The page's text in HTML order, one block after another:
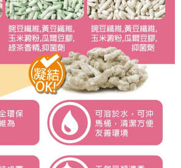
付」時，將依據個別帳號之用戶狀況，依本公司即
度；若仍有額度不足之情形，本公司將視審查結果
號或使用他人資訊註冊。若發現惡意使用之情形，
有權停止該用戶之使用額度並採取法律行動。